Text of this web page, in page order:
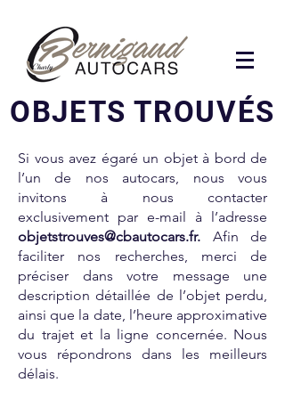
OBJETS TROUVÉS
Si vous avez égaré un objet à bord de
l’un de nos autocars, nous vous
invitons à nous contacter
exclusivement par e-mail à l’adresse
objetstrouves@cbautocars.fr. Afin de
faciliter nos recherches, merci de
préciser dans votre message une
description détaillée de l’objet perdu,
ainsi que la date, l’heure approximative
du trajet et la ligne concernée. Nous
vous répondrons dans les meilleurs
délais.